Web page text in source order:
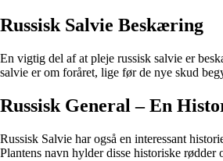
Russisk Salvie Beskæring
En vigtig del af at pleje russisk salvie er
salvie er om foråret, lige før de nye skud
Russisk General – En
Russisk Salvie har også en interessant
Plantens navn hylder disse historiske rødder